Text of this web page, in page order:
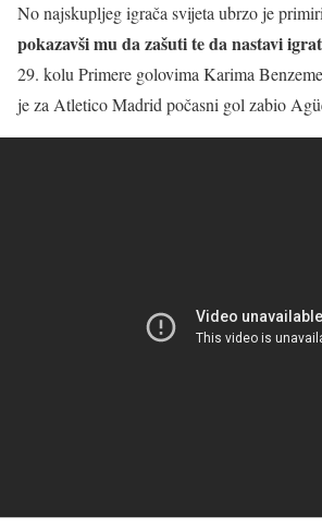
No najskupljeg igrača svijeta ubrzo je
pokazavši mu da zašuti te da nastavi
29. kolu Primere golovima Karima
je za Atletico Madrid počasni gol zabio